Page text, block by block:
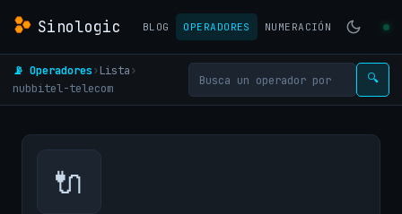
Sinologic BLOG OPERADORES NUMERACIÓN
📡 Operadores› Lista›
nubbitel-telecom
🔍
🔌